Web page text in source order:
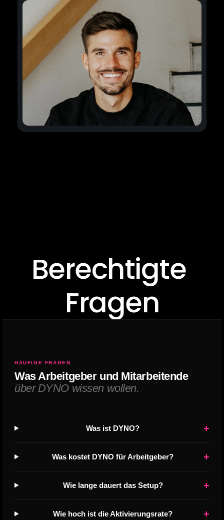
Berechtigte
Fragen
HÄUFIGE FRAGEN
Was Arbeitgeber und Mitarbeitende
über DYNO wissen wollen.
Was ist DYNO? +
Was kostet DYNO für Arbeitgeber? +
Wie lange dauert das Setup? +
Wie hoch ist die Aktivierungsrate? +